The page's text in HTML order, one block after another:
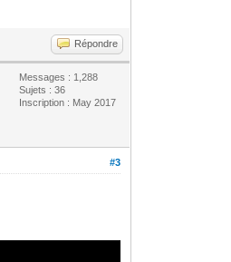
Répondre
Messages : 1,288
Sujets : 36
Inscription : May 2017
#3